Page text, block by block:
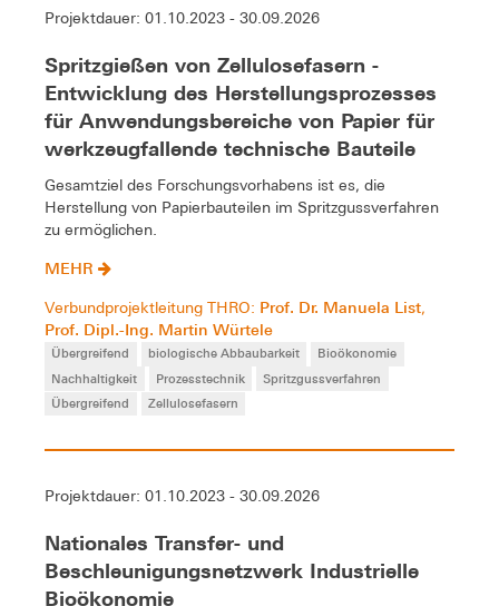
Projektdauer: 01.10.2023 - 30.09.2026
Spritzgießen von Zellulosefasern -
Entwicklung des Herstellungsprozesses
für Anwendungsbereiche von Papier für
werkzeugfallende technische Bauteile
Gesamtziel des Forschungsvorhabens ist es, die
Herstellung von Papierbauteilen im Spritzgussverfahren
zu ermöglichen.
MEHR
Verbundprojektleitung THRO: Prof. Dr. Manuela List,
Prof. Dipl.-Ing. Martin Würtele
Übergreifend biologische Abbaubarkeit
Bioökonomie
Nachhaltigkeit
Prozesstechnik
Spritzgussverfahren
Übergreifend
Zellulosefasern
Projektdauer: 01.10.2023 - 30.09.2026
Nationales Transfer- und
Beschleunigungsnetzwerk Industrielle
Bioökonomie